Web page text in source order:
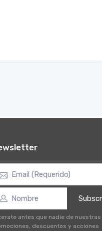
antes que nadie de nuestras
descuentos y acciones